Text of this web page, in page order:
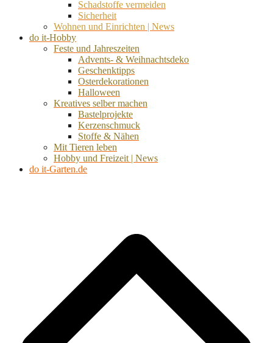
Schadstoffe vermeiden
Sicherheit
Wohnen und Einrichten | News
do it-Hobby
Feste und Jahreszeiten
Advents- & Weihnachtsdeko
Geschenktipps
Osterdekorationen
Halloween
Kreatives selber machen
Bastelprojekte
Kerzenschmuck
Stoffe & Nähen
Mit Tieren leben
Hobby und Freizeit | News
do it-Garten.de